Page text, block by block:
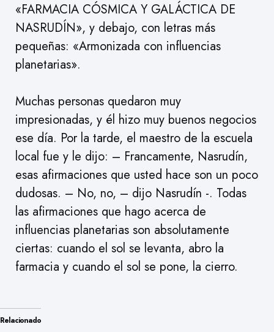
«FARMACIA CÓSMICA Y GALÁCTICA DE
NASRUDÍN», y debajo, con letras más
pequeñas: «Armonizada con influencias
planetarias».
Muchas personas quedaron muy
impresionadas, y él hizo muy buenos negocios
ese día. Por la tarde, el maestro de la escuela
local fue y le dijo: – Francamente, Nasrudín,
esas afirmaciones que usted hace son un poco
dudosas. – No, no, – dijo Nasrudín -. Todas
las afirmaciones que hago acerca de
influencias planetarias son absolutamente
ciertas: cuando el sol se levanta, abro la
farmacia y cuando el sol se pone, la cierro.
Relacionado